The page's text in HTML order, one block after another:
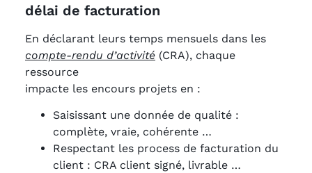
délai de facturation
En déclarant leurs temps mensuels dans les
compte-rendu d’activité (CRA), chaque
ressource
impacte les encours projets en :
Saisissant une donnée de qualité :
complète, vraie, cohérente …
Respectant les process de facturation du
client : CRA client signé, livrable …